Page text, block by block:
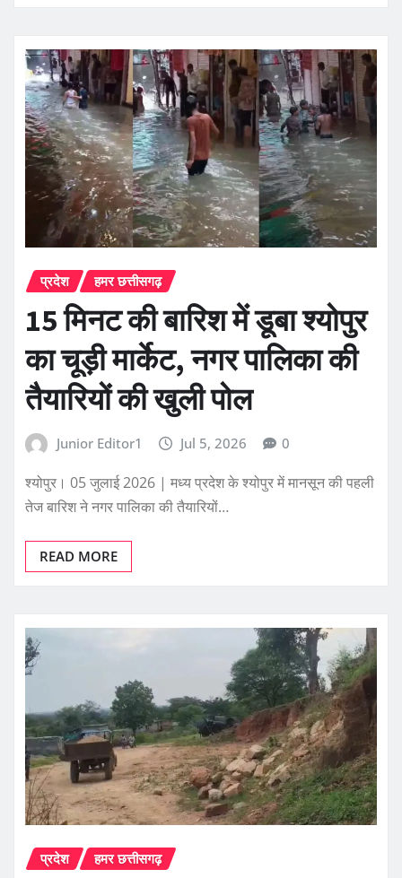
प्रदेश हमर छत्तीसगढ़
15 मिनट की बारिश में डूबा श्योपुर
का चूड़ी मार्केट, नगर पालिका की
तैयारियों की खुली पोल
Junior Editor1 Jul 5, 2026 0
श्योपुर। 05 जुलाई 2026 | मध्य प्रदेश के श्योपुर में मानसून की पहली
तेज बारिश ने नगर पालिका की तैयारियों…
READ MORE
प्रदेश हमर छत्तीसगढ़